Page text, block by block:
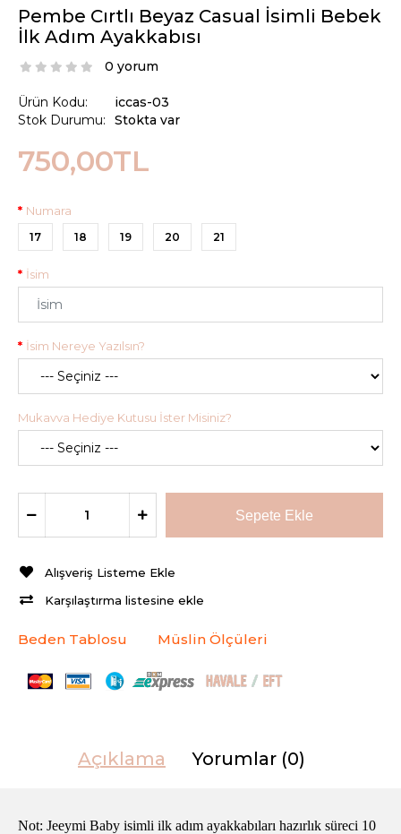
Pembe Cırtlı Beyaz Casual İsimli Bebek
İlk Adım Ayakkabısı
0 yorum
Ürün Kodu:
Stok Durumu:
iccas-03
Stokta var
750,00TL
Numara
17 18 19 20 21
İsim
İsim Nereye Yazılsın?
Mukavva Hediye Kutusu İster Misiniz?
Alışveriş Listeme Ekle
Karşılaştırma listesine ekle
Beden Tablosu Müslin Ölçüleri
Açıklama Yorumlar (0)
Not: Jeeymi Baby isimli ilk adım ayakkabıları hazırlık süreci 10